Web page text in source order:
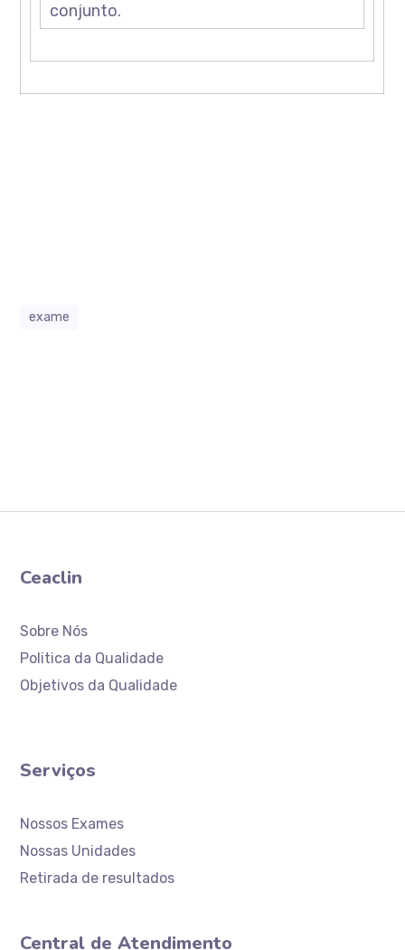
conjunto.
exame
Ceaclin
Sobre Nós
Politica da Qualidade
Objetivos da Qualidade
Serviços
Nossos Exames
Nossas Unidades
Retirada de resultados
Central de Atendimento